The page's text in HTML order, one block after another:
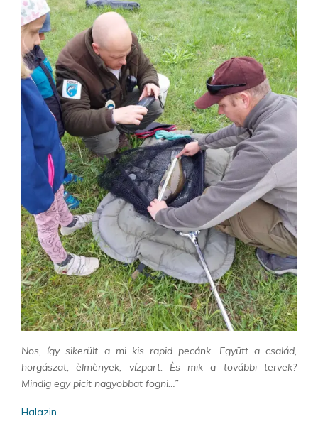
Nos, így sikerült a mi kis rapid pecánk. Együtt a család,
horgászat, èlmènyek, vízpart. Ès mik a további tervek?
Mindig egy picit nagyobbat fogni…”
Halazin